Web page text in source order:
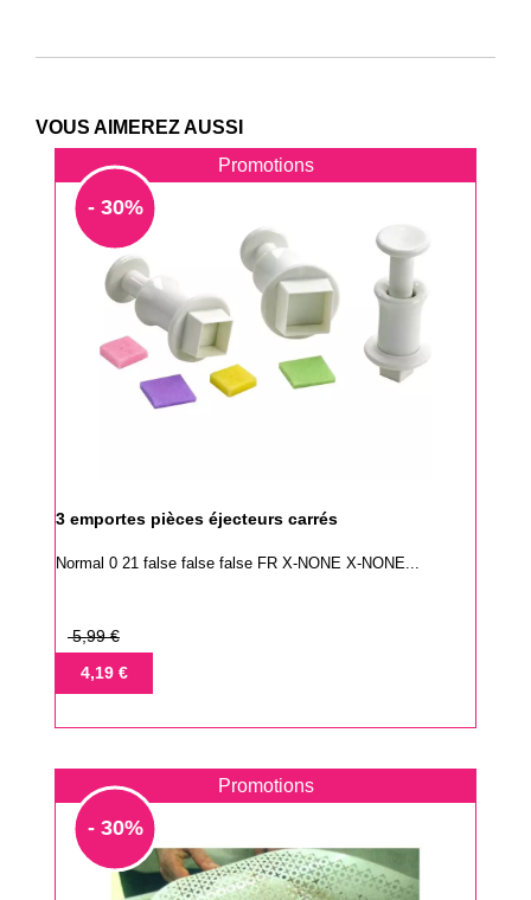
VOUS AIMEREZ AUSSI
Promotions
- 30%
3 emportes pièces éjecteurs carrés
Normal 0 21 false false false FR X-NONE X-NONE...
Prix
base
5,99 €
Prix4,19 €
Promotions
- 30%